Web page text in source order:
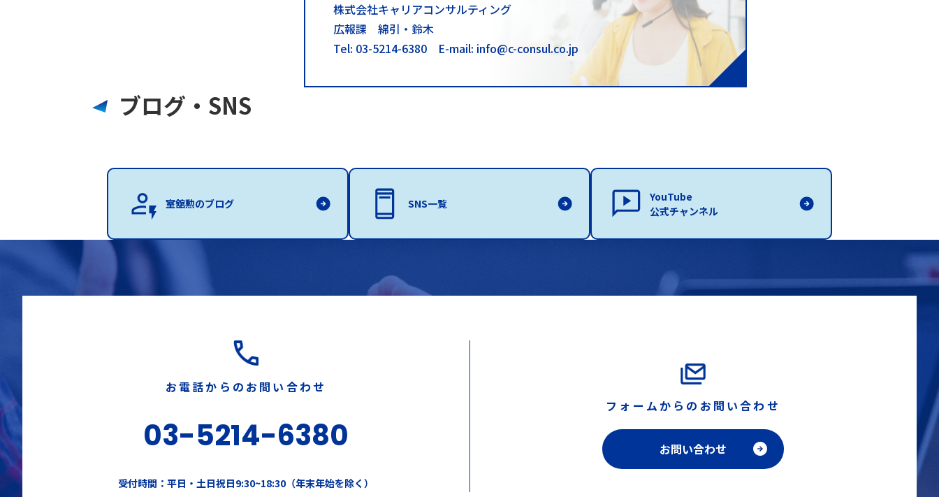
株式会社キャリアコンサルティング
広報課 綿引・鈴木
Tel: 03-5214-6380 E-mail: info@c-consul.co.jp
ブログ・SNS
室舘勲のブログ SNS一覧
YouTube
公式チャンネル
お電話からのお問い合わせ
03-5214-6380
受付時間：平日・土日祝日9:30~18:30（年末年始を除く）
フォームからのお問い合わせ
お問い合わせ